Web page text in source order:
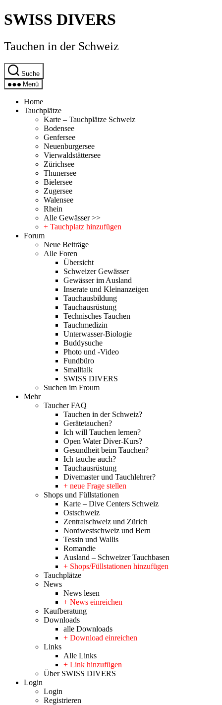
Direkt
zum
wechseln
SWISS DIVERS
Tauchen in der Schweiz
Suche
Menü
Home
Tauchplätze
Karte – Tauchplätze Schweiz
Bodensee
Genfersee
Neuenburgersee
Vierwaldstättersee
Zürichsee
Thunersee
Bielersee
Zugersee
Walensee
Rhein
Alle Gewässer >>
+ Tauchplatz hinzufügen
Forum
Neue Beiträge
Alle Foren
Übersicht
Schweizer Gewässer
Gewässer im Ausland
Inserate und Kleinanzeigen
Tauchausbildung
Tauchausrüstung
Technisches Tauchen
Tauchmedizin
Unterwasser-Biologie
Buddysuche
Photo und -Video
Fundbüro
Smalltalk
SWISS DIVERS
Suchen im Froum
Mehr
Taucher FAQ
Tauchen in der Schweiz?
Gerätetauchen?
Ich will Tauchen lernen?
Open Water Diver-Kurs?
Gesundheit beim Tauchen?
Ich tauche auch?
Tauchausrüstung
Divemaster und Tauchlehrer?
+ neue Frage stellen
Shops und Füllstationen
Karte – Dive Centers Schweiz
Ostschweiz
Zentralschweiz und Zürich
Nordwestschweiz und Bern
Tessin und Wallis
Romandie
Ausland – Schweizer Tauchbasen
+ Shops/Füllstationen hinzufügen
Tauchplätze
News
News lesen
+ News einreichen
Kaufberatung
Downloads
alle Downloads
+ Download einreichen
Links
Alle Links
+ Link hinzufügen
Über SWISS DIVERS
Login
Login
Registrieren